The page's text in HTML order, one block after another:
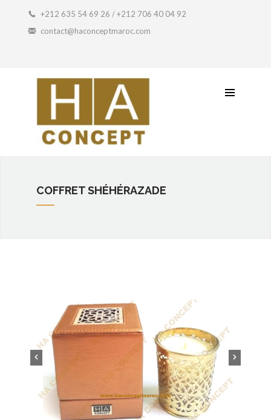
Coffret Artisanal
+212 635 54 69 26 / +212 706 40 04 92
contact@haconceptmaroc.com
COFFRET SHÉHÉRAZADE